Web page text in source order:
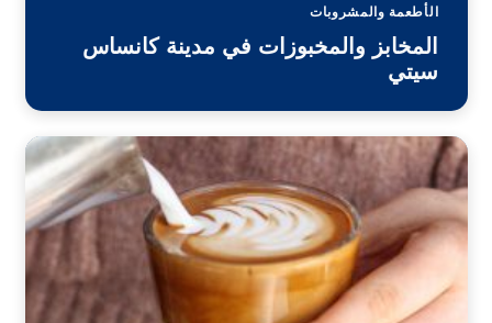
الأطعمة والمشروبات
المخابز والمخبوزات في مدينة كانساس
سيتي